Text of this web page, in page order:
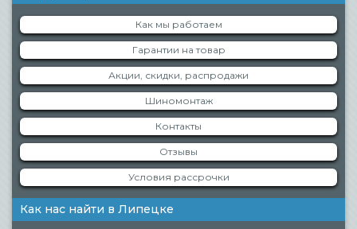
Как мы работаем
Гарантии на товар
Акции, скидки, распродажи
Шиномонтаж
Контакты
Отзывы
Условия рассрочки
Как нас найти в Липецке